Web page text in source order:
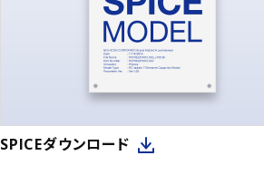
SPICEダウンロード